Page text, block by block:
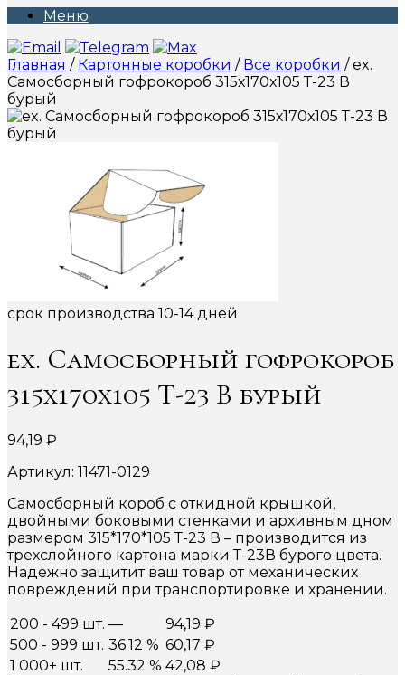
Меню
Главная / Картонные коробки / Все коробки / ex.
Самосборный гофрокороб 315х170х105 Т-23 В
бурый
срок производства 10-14 дней
ex. Самосборный гофрокороб
315х170х105 Т-23 В бурый
94,19 ₽
Артикул: 11471-0129
Самосборный короб с откидной крышкой,
двойными боковыми стенками и архивным дном
размером 315*170*105 Т-23 В – производится из
трехслойного картона марки Т-23В бурого цвета.
Надежно защитит ваш товар от механических
повреждений при транспортировке и хранении.
200 - 499 шт. — 94,19 ₽
500 - 999 шт. 36.12 % 60,17 ₽
1 000+ шт.
55.32 % 42,08 ₽